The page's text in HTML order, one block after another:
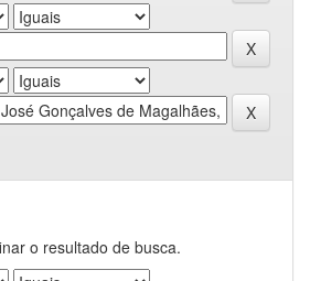
o resultado de busca.